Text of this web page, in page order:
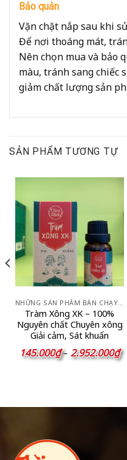
Bảo quản
Vặn chặt nắp sau khi
Để nơi thoáng mát,
Nên chọn mua và bảo
màu, tránh sang chiếc
giảm chất lượng sản
SẢN PHẨM TƯƠNG TỰ
NHỮNG SẢN PHẨM BÁN CHẠY NHẤT
Tràm Xông XK – 100%
Nguyên chất Chuyên xông
Giải cảm, Sát khuẩn
145.000₫ – 2.952.000₫
giá: